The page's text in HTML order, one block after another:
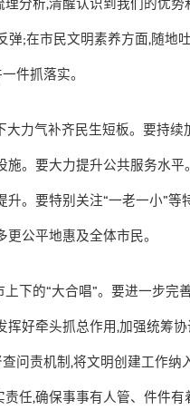
理分析,清醒认识到我们的优势
弹;在市民文明素养方面,随地
件抓落实。
下大力气补齐民生短板。要持续
施。要大力提升公共服务水平
升。要特别关注“一老一小”等
公平地惠及全体市民。
上下的“大合唱”。要进一步完
挥好牵头抓总作用 ,加强统筹
问责机制 ,将文明创建工作纳
责任,确保事事有人管、件件有